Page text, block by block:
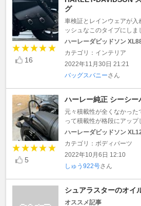
16
グ
車検証とレインウェアが入
ッシュなこのタイプにしま
ハーレーダビッドソン
カテゴリ：インテリア
2022年11月30日 21:21
バッグスバニーさん
5
ハーレー純正 シーシー
元々積載性が全くなかった
って積載性が格段にアップ
ハーレーダビッドソン
カテゴリ：ボディパーツ
2022年10月6日 12:10
しゅう922号さん
シュアラスターのオイ
オススメ記事